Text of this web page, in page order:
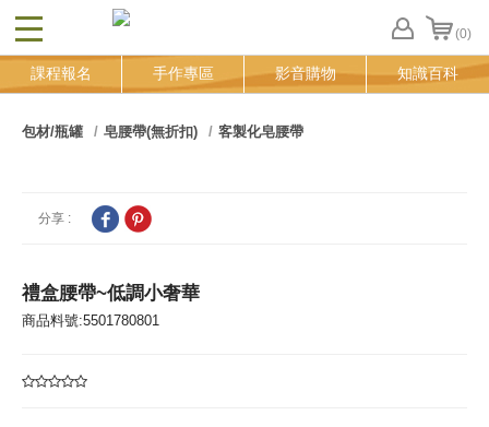
CLOSE (0)
FB
登
課程報名 手作專區 影音購物 知識百科
包材/瓶罐 皂腰帶(無折扣) 客製化皂腰帶
分享 :
禮盒腰帶~低調小奢華
商品料號:5501780801